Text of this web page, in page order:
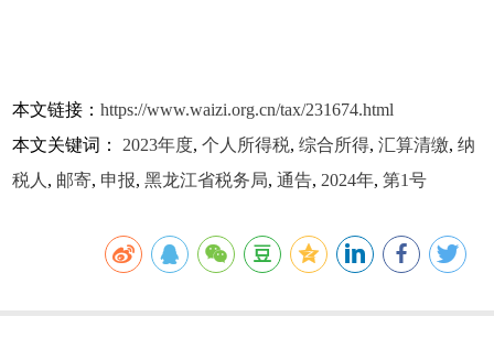
本文链接：https://www.waizi.org.cn/tax/231674.html
本文关键词： 2023年度,个人所得税,综合所得,汇算清缴,纳
税人 , 邮寄, 申报,黑龙江省税务局,通告, 2024年,第1号